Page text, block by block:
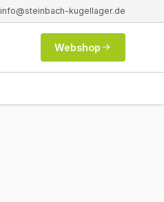
info@steinbach-kugellager.de
Webshop